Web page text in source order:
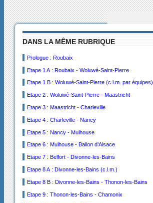
DANS LA MÊME RUBRIQUE
Prologue : Roubaix
Etape 1 A : Roubaix - Woluwé-Saint-Pierre
Etape 1 B : Woluwé-Saint-Pierre (c.l.m. par équipes)
Etape 2 : Woluwé-Saint-Pierre - Maastricht
Etape 3 : Maastricht - Charleville
Etape 4 : Charleville - Nancy
Etape 5 : Nancy - Mulhouse
Etape 6 : Mulhouse - Ballon d’Alsace
Etape 7 : Belfort - Divonne-les-Bains
Etape 8 A : Divonne-les-Bains (c.l.m.)
Etape 8 B : Divonne-les-Bains - Thonon-les-Bains
Etape 9 : Thonon-les-Bains - Chamonix